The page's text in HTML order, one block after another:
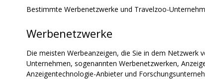
Bestimmte Werbenetzwerke und Travelzoo-
Werbenetzwerke
Die meisten Werbeanzeigen, die Sie in dem
Unternehmen, sogenannten Werbenetzwerken,
Anzeigentechnologie-Anbieter und